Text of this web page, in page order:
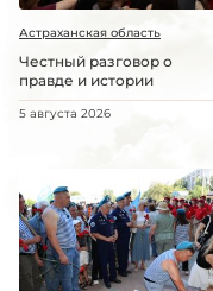
Астраханская область
Честный разговор о
правде и истории
5 августа 2026